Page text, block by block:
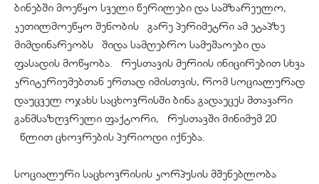
ბინებში მოეწყო სველი წერილები და სამზარეულო,
კეთილმოეწყო შენობის გარე პერიმეტრი ამ ეტაპზე
მიმდინარეობს შიდა სამღებრო სამუშაოები და
ფასადის მოწყობა. რუსთავის მერიის ინიცირებით სხვა
კრიტერიუმებთან ერთად იმისთვის, რომ სოციალურად
დაუცველ ოჯახს საცხოვრისში ბინა გადაეცეს მთავარი
განმსაზღვრელი ფაქტორი, რუსთავში მინიმუმ 20
წლით ცხოვრების პერიოდი იქნება.
სოციალური საცხოვრისის კორპუსის მშენებლობა